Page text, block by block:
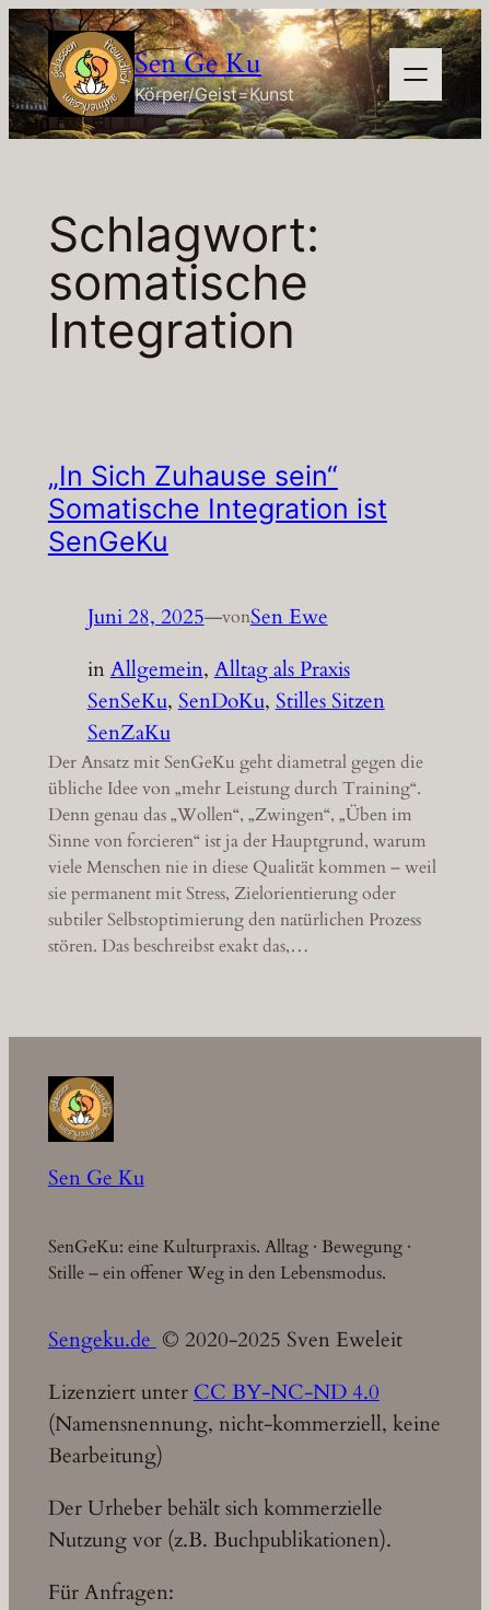
Zum
Inhalt
springen
Sen Ge Ku
Körper/Geist=Kunst
Schlagwort:
somatische
Integration
„In Sich Zuhause sein“
Somatische Integration ist
SenGeKu
Juni 28, 2025—vonSen Ewe
inAllgemein, Alltag als Praxis
SenSeKu, SenDoKu, Stilles Sitzen
SenZaKu
Der Ansatz mit SenGeKu geht diametral gegen die
übliche Idee von „mehr Leistung durch Training“.
Denn genau das „Wollen“, „Zwingen“, „Üben im
Sinne von forcieren“ ist ja der Hauptgrund, warum
viele Menschen nie in diese Qualität kommen – weil
sie permanent mit Stress, Zielorientierung oder
subtiler Selbstoptimierung den natürlichen Prozess
stören. Das beschreibst exakt das,…
Sen Ge Ku
SenGeKu: eine Kulturpraxis. Alltag · Bewegung ·
Stille – ein offener Weg in den Lebensmodus.
Sengeku.de © 2020-2025 Sven Eweleit
Lizenziert unter CC BY-NC-ND 4.0
(Namensnennung, nicht-kommerziell, keine
Bearbeitung)
Der Urheber behält sich kommerzielle
Nutzung vor (z.B. Buchpublikationen).
Für Anfragen: